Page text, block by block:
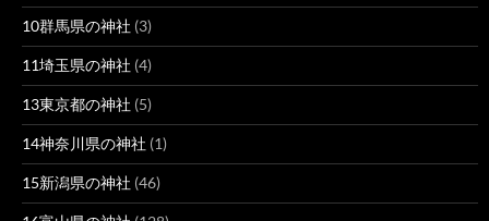
10群馬県の神社 (3)
11埼玉県の神社 (4)
13東京都の神社 (5)
14神奈川県の神社 (1)
15新潟県の神社 (46)